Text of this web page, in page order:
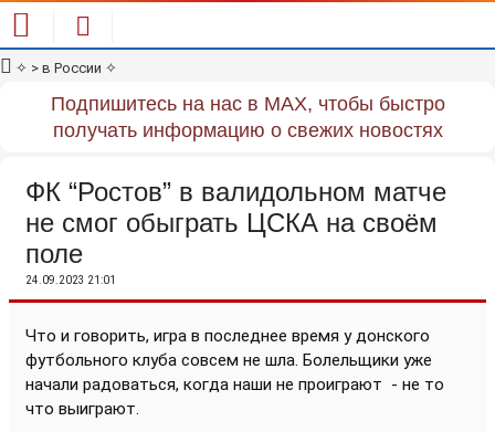
✧ > в России ✧
Подпишитесь на нас в MAX, чтобы быстро
получать информацию о свежих новостях
ФК “Ростов” в валидольном матче
не смог обыграть ЦСКА на своём
поле
24.09.2023 21:01
Что и говорить, игра в последнее время у донского
футбольного клуба совсем не шла. Болельщики уже
начали радоваться, когда наши не проиграют - не то
что выиграют.